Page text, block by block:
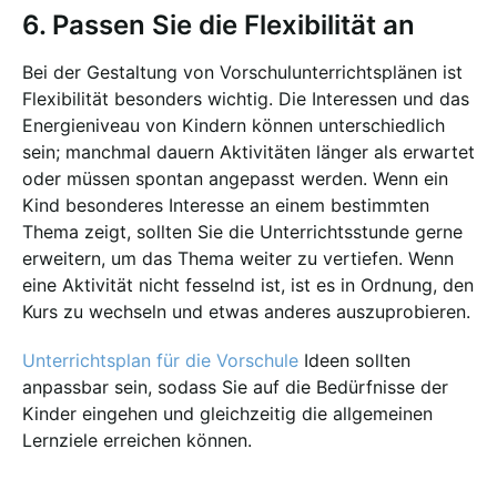
6. Passen Sie die Flexibilität an
Bei der Gestaltung von Vorschulunterrichtsplänen ist
Flexibilität besonders wichtig. Die Interessen und das
Energieniveau von Kindern können unterschiedlich
sein; manchmal dauern Aktivitäten länger als erwartet
oder müssen spontan angepasst werden. Wenn ein
Kind besonderes Interesse an einem bestimmten
Thema zeigt, sollten Sie die Unterrichtsstunde gerne
erweitern, um das Thema weiter zu vertiefen. Wenn
eine Aktivität nicht fesselnd ist, ist es in Ordnung, den
Kurs zu wechseln und etwas anderes auszuprobieren.
Unterrichtsplan für die Vorschule Ideen sollten
anpassbar sein, sodass Sie auf die Bedürfnisse der
Kinder eingehen und gleichzeitig die allgemeinen
Lernziele erreichen können.